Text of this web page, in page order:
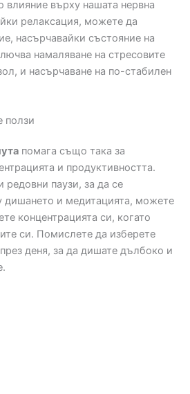
влияние върху нашата нервна
релаксация, можете да
насърчавайки състояние на
намаляване на стресовите
и насърчаване на по-стабилен
ползи
помага също така за
и продуктивността.
паузи, за да се
дишането и медитацията, можете
концентрацията си, когато
си. Помислете да изберете
деня, за да дишате дълбоко и